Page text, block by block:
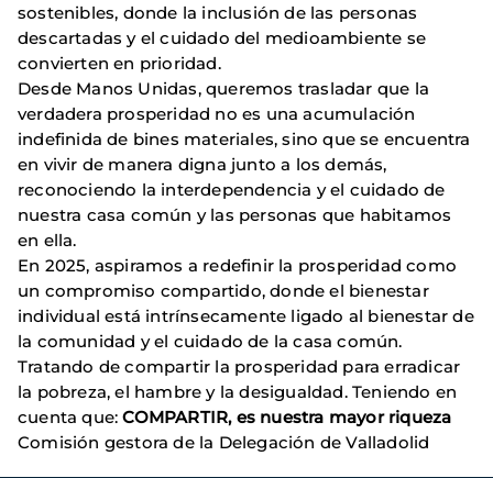
sostenibles, donde la inclusión de las personas
descartadas y el cuidado del medioambiente se
convierten en prioridad.
Desde Manos Unidas, queremos trasladar que la
verdadera prosperidad no es una acumulación
indefinida de bines materiales, sino que se encuentra
en vivir de manera digna junto a los demás,
reconociendo la interdependencia y el cuidado de
nuestra casa común y las personas que habitamos
en ella.
En 2025, aspiramos a redefinir la prosperidad como
un compromiso compartido, donde el bienestar
individual está intrínsecamente ligado al bienestar de
la comunidad y el cuidado de la casa común.
Tratando de compartir la prosperidad para erradicar
la pobreza, el hambre y la desigualdad. Teniendo en
cuenta que:COMPARTIR, es nuestra mayor riqueza
Comisión gestora de la Delegación de Valladolid